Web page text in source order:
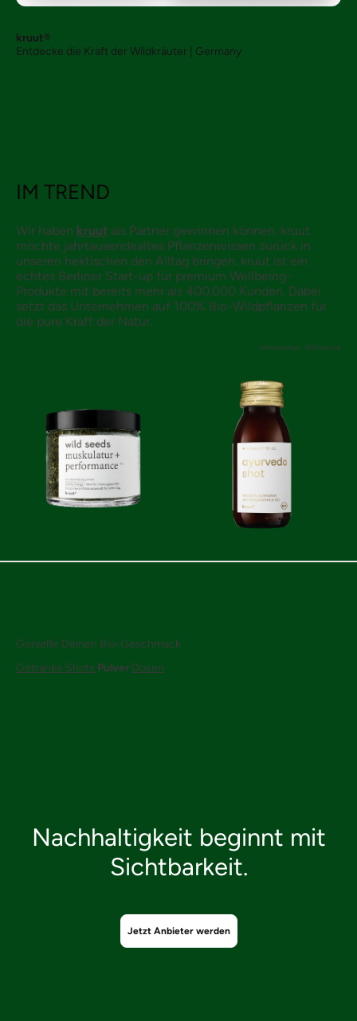
kruut®
Entdecke die Kraft der Wildkräuter | Germany
IM TREND
Wir haben kruut als Partner gewinnen können. kruut
möchte jahrtausendealtes Pflanzenwissen zurück in
unseren hektischen den Alltag bringen. kruut ist ein
echtes Berliner Start-up für premium Wellbeing-
Produkte mit bereits mehr als 400.000 Kunden. Dabei
setzt das Unternehmen auf 100% Bio-Wildpflanzen für
die pure Kraft der Natur.
Werbeanzeige - Affiliate-Link
Genieße Deinen Bio-Geschmack
Getränke Shots Pulver Dosen
Nachhaltigkeit beginnt mit
Sichtbarkeit.
Jetzt Anbieter werden